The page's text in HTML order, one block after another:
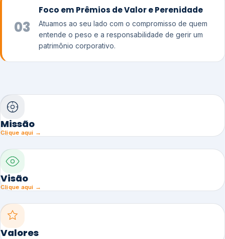
03
Foco em Prêmios de Valor e Perenidade
Atuamos ao seu lado com o compromisso de quem
entende o peso e a responsabilidade de gerir um
patrimônio corporativo.
Missão
Clique aqui →
Visão
Clique aqui →
Valores